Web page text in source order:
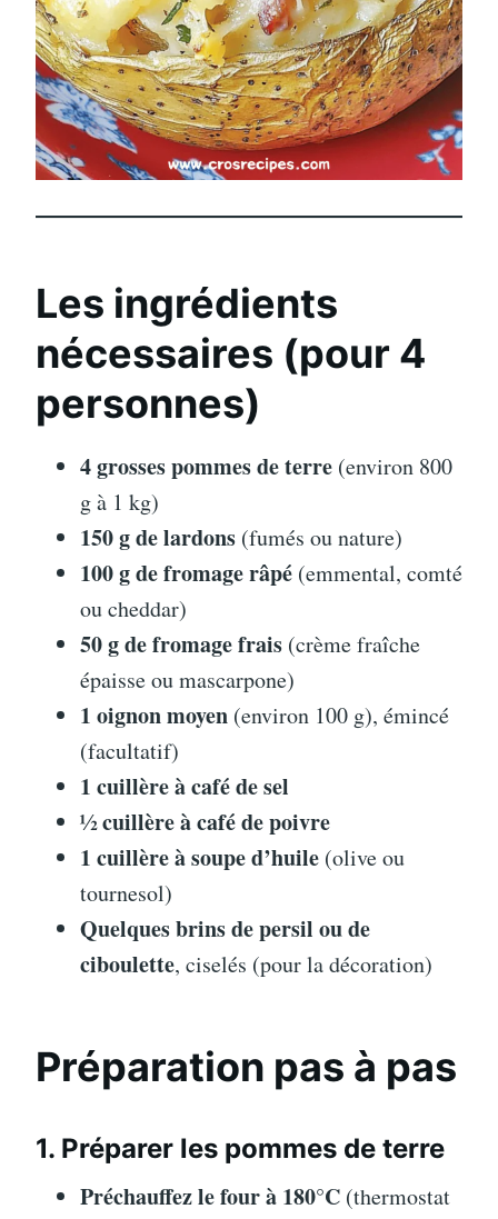
Les ingrédients
nécessaires (pour 4
personnes)
4 grosses pommes de terre (environ 800
g à 1 kg)
150 g de lardons (fumés ou nature)
100 g de fromage râpé (emmental, comté
ou cheddar)
50 g de fromage frais (crème fraîche
épaisse ou mascarpone)
1 oignon moyen (environ 100 g), émincé
(facultatif)
1 cuillère à café de sel
½ cuillère à café de poivre
1 cuillère à soupe d’huile (olive ou
tournesol)
Quelques brins de persil ou de
ciboulette, ciselés (pour la décoration)
Préparation pas à pas
1. Préparer les pommes de terre
Préchauffez le four à 180°C (thermostat